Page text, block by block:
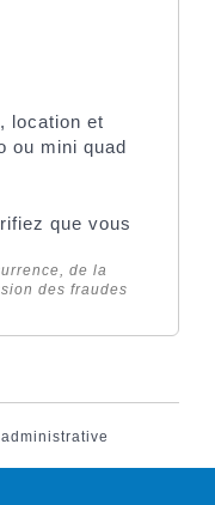
location et
ou mini quad
que vous
de la
des fraudes